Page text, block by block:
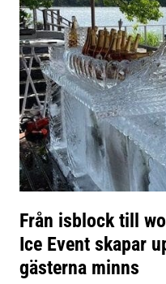
Från isblock till
Ice Event skapar
gästerna minns